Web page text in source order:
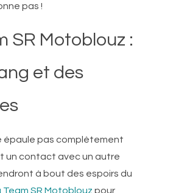
pas !
SR Motoblouz :
et des
épaule pas complètement
un contact avec un autre
à bout des espoirs du
Team SR Motoblouz pour